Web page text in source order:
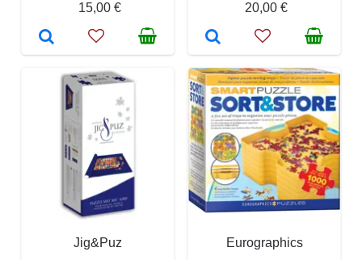
15,00 €
20,00 €
Jig&Puz
Eurographics